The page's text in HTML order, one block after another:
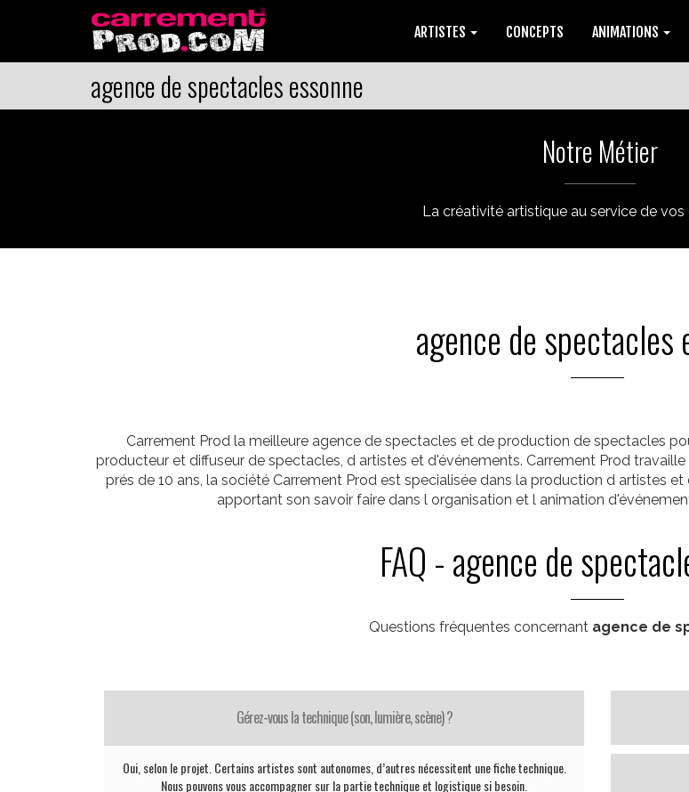
ARTISTES CONCEPTS ANIMATIONS
agence de spectacles essonne
Notre Métier
La créativité artistique au service de vos
agence de spectacles
Carrement Prod la meilleure agence de spectacles et de production de spectacles
producteur et diffuseur de spectacles, d artistes et d'événements. Carrement Prod
prés de 10 ans, la société Carrement Prod est specialisée dans la production d artistes
apportant son savoir faire dans l organisation et l animation
FAQ - agence de
Questions fréquentes concernant agence de
Gérez-vous la technique (son, lumière, scène) ?
Oui, selon le projet. Certains artistes sont autonomes, d’autres nécessitent une fiche technique.
Nous pouvons vous accompagner sur la partie technique et logistique si besoin.